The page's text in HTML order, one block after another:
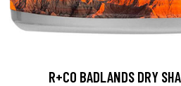
R+CO BADLANDS DRY